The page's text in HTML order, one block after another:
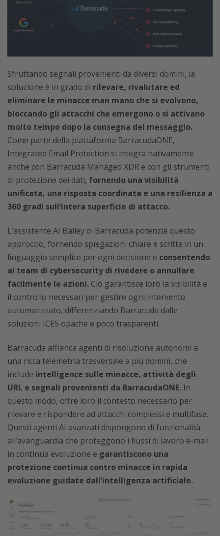
Sfruttando segnali provenienti da diversi domini, la
soluzione è in grado di rilevare, rivalutare ed
eliminare le minacce man mano che si evolvono,
bloccando gli attacchi che emergono o si attivano
molto tempo dopo la consegna del messaggio.
Come parte della piattaforma BarracudaONE,
Integrated Email Protection si integra nativamente
anche con Barracuda Managed XDR e con gli strumenti
di protezione dei dati, fornendo una visibilità
unificata, una risposta coordinata e una resilienza a
360 gradi sull’intera superficie di attacco.
L’assistente AI Bailey di Barracuda potenzia questo
approccio, fornendo spiegazioni chiare e scritte in un
linguaggio semplice per ogni decisione e consentendo
ai team di cybersecurity di rivedere o annullare
facilmente le azioni. Ciò garantisce loro la visibilità e
il controllo necessari per gestire ogni intervento
automatizzato, differenziando Barracuda dalle
soluzioni ICES opache e poco trasparenti.
Barracuda affianca agenti di risoluzione autonomi a
una ricca telemetria trasversale a più domini, che
include intelligence sulle minacce, attività degli
URL e segnali provenienti da BarracudaONE. In
questo modo, offre loro il contesto necessario per
rilevare e rispondere ad attacchi complessi e multifase.
Questi agenti AI avanzati dispongono di funzionalità
all’avanguardia che proteggono i flussi di lavoro e-mail
in continua evoluzione e garantiscono una
protezione continua contro minacce in rapida
evoluzione guidate dall’intelligenza artificiale.